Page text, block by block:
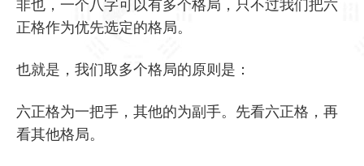
非也，一个八字可以有多个格局，只不过我们把六
正格作为优先选定的格局。
也就是，我们取多个格局的原则是：
六正格为一把手，其他的为副手。先看六正格，再
看其他格局。